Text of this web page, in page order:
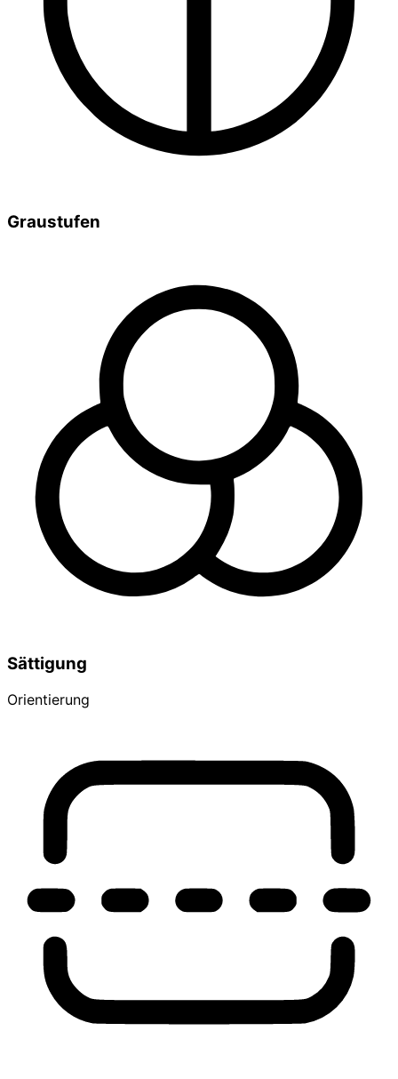
Graustufen
Sättigung
Orientierung